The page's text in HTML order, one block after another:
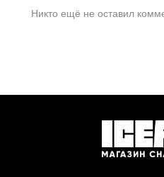
Никто ещё не оставил